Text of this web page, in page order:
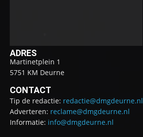
ADRES
Martinetplein 1
5751 KM Deurne
CONTACT
Tip de redactie: redactie@dmgdeurne.nl
Adverteren: reclame@dmgdeurne.nl
Informatie: info@dmgdeurne.nl